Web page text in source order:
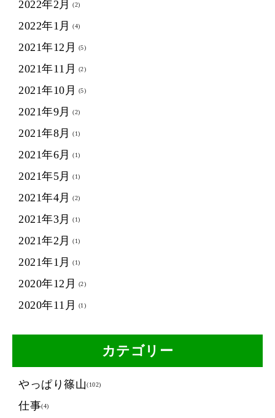
2022年2月 (2)
2022年1月 (4)
2021年12月 (5)
2021年11月 (2)
2021年10月 (5)
2021年9月 (2)
2021年8月 (1)
2021年6月 (1)
2021年5月 (1)
2021年4月 (2)
2021年3月 (1)
2021年2月 (1)
2021年1月 (1)
2020年12月 (2)
2020年11月 (1)
カテゴリー
やっぱり篠山(102)
仕事(4)